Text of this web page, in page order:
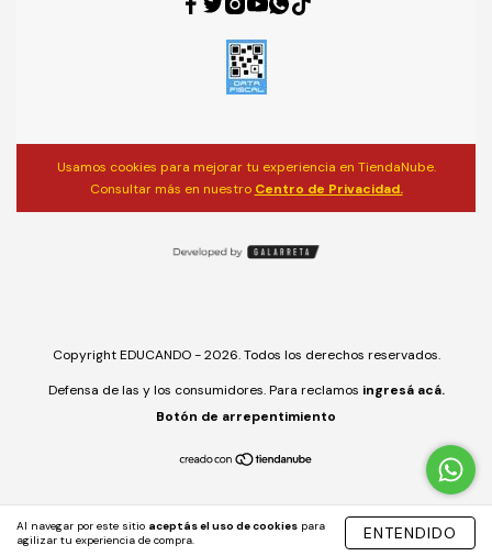
Al navegar por este sitio aceptás el uso de cookies para
agilizar tu experiencia de compra.
ENTENDIDO
Usamos cookies para mejorar tu experiencia en TiendaNube.
Consultar más en nuestro Centro de Privacidad.
Copyright EDUCANDO - 2026. Todos los derechos reservados.
Defensa de las y los consumidores. Para reclamos ingresá acá.
Botón de arrepentimiento